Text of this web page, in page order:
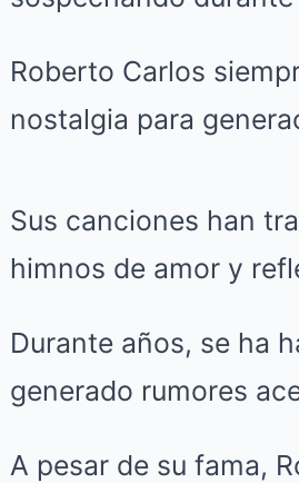
Roberto Carlos
nostalgia para
Sus canciones han
himnos de amor y
Durante años, se ha
generado rumores
A pesar de su fama,